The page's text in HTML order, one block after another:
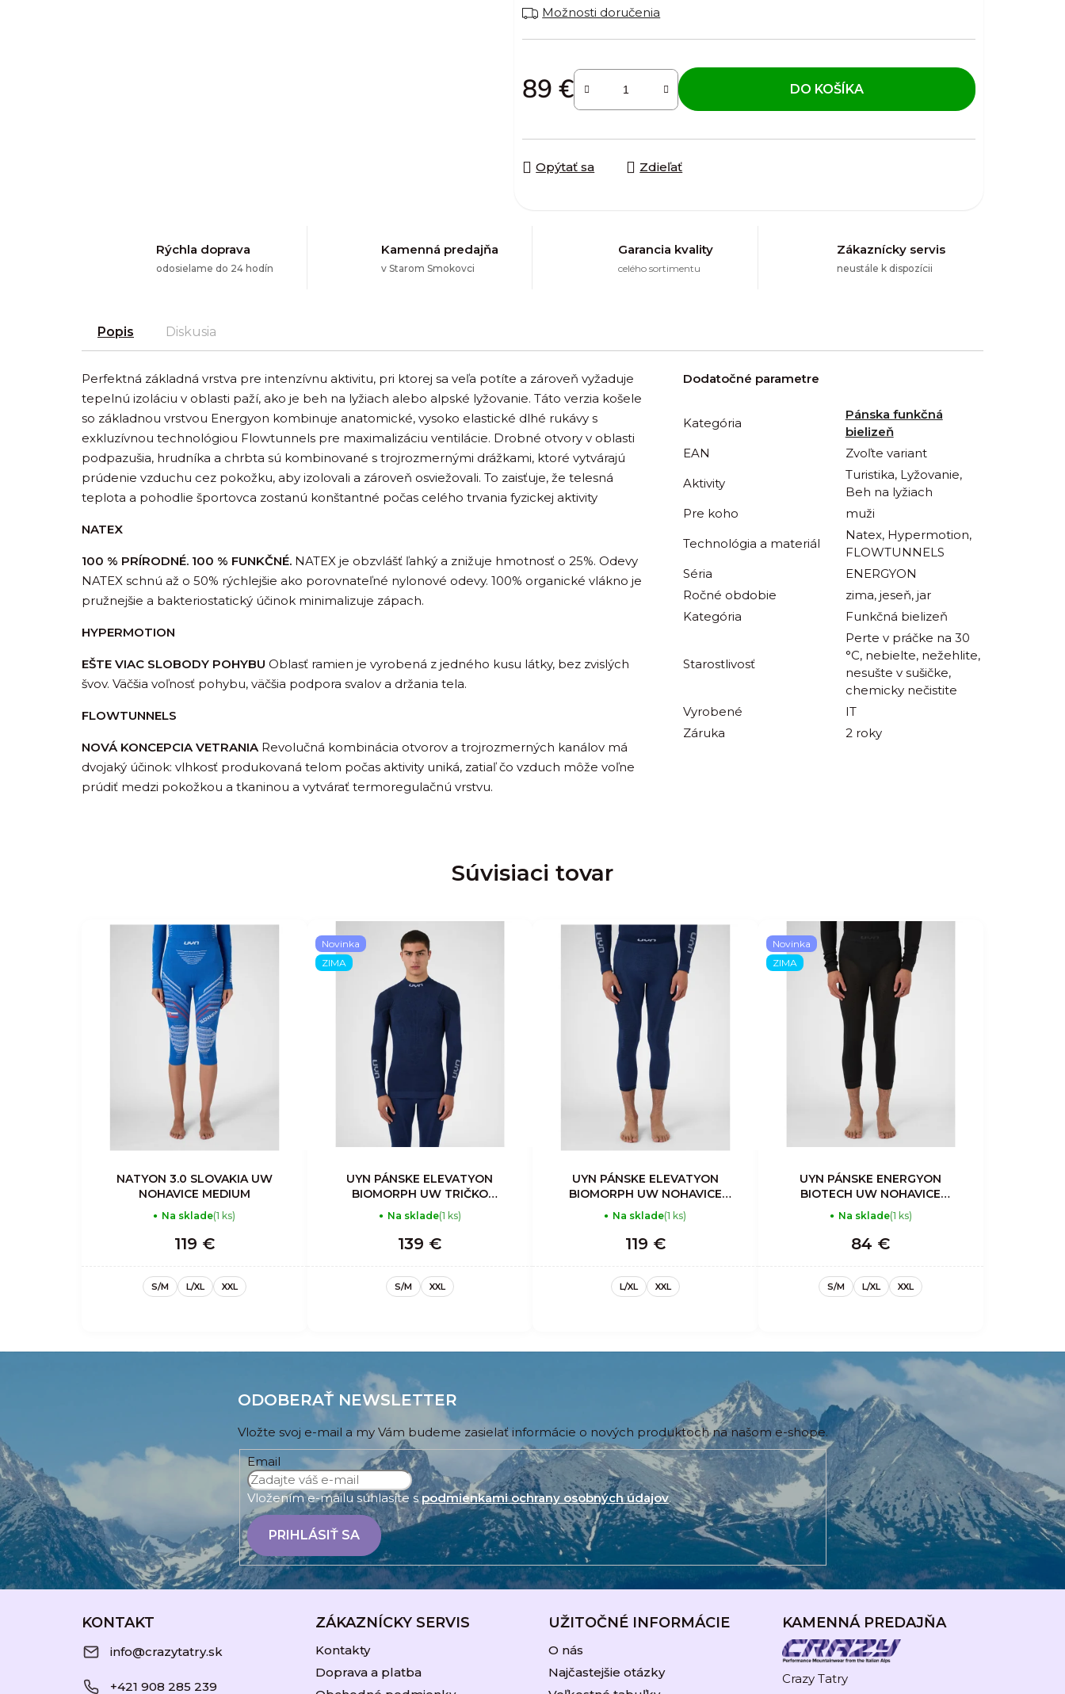
Možnosti doručenia
89 €
Jednotková cena:
DO KOŠÍKA
Opýtať sa Zdieľať
Rýchla doprava
odosielame do 24 hodín
Kamenná predajňa
v Starom Smokovci
Garancia kvality
celého sortimentu
Zákaznícky servis
neustále k dispozícii
Popis Diskusia
Perfektná základná vrstva pre intenzívnu aktivitu, pri ktorej sa veľa potíte a zároveň vyžaduje
tepelnú izoláciu v oblasti paží, ako je beh na lyžiach alebo alpské lyžovanie. Táto verzia košele
so základnou vrstvou Energyon kombinuje anatomické, vysoko elastické dlhé rukávy s
exkluzívnou technológiou Flowtunnels pre maximalizáciu ventilácie. Drobné otvory v oblasti
podpazušia, hrudníka a chrbta sú kombinované s trojrozmernými drážkami, ktoré vytvárajú
prúdenie vzduchu cez pokožku, aby izolovali a zároveň osviežovali. To zaisťuje, že telesná
teplota a pohodlie športovca zostanú konštantné počas celého trvania fyzickej aktivity
NATEX
100 % PRÍRODNÉ. 100 % FUNKČNÉ. NATEX je obzvlášť ľahký a znižuje hmotnosť o 25%. Odevy
NATEX schnú až o 50% rýchlejšie ako porovnateľné nylonové odevy. 100% organické vlákno je
pružnejšie a bakteriostatický účinok minimalizuje zápach.
HYPERMOTION
EŠTE VIAC SLOBODY POHYBU Oblasť ramien je vyrobená z jedného kusu látky, bez zvislých
švov. Väčšia voľnosť pohybu, väčšia podpora svalov a držania tela.
FLOWTUNNELS
NOVÁ KONCEPCIA VETRANIARevolučná kombinácia otvorov a trojrozmerných kanálov má
dvojaký účinok: vlhkosť produkovaná telom počas aktivity uniká, zatiaľ čo vzduch môže voľne
prúdiť medzi pokožkou a tkaninou a vytvárať termoregulačnú vrstvu.
Dodatočné parametre
Kategória
Pánska funkčná
bielizeň
EAN
Zvoľte variant
Aktivity
Turistika, Lyžovanie,
Beh na lyžiach
Pre koho
muži
Technológia a materiál
Natex, Hypermotion,
FLOWTUNNELS
Séria
ENERGYON
Ročné obdobie
zima, jeseň, jar
Kategória
Funkčná bielizeň
Starostlivosť
Perte v práčke na 30
°C, nebielte, nežehlite,
nesušte v sušičke,
chemicky nečistite
Vyrobené
IT
Záruka
2 roky
Súvisiaci tovar
NATYON 3.0 SLOVAKIA UW
NOHAVICE MEDIUM
Na sklade(1 ks)
119 €
S/M L/XL XXL
Novinka
ZIMA
UYN PÁNSKE ELEVATYON
BIOMORPH UW TRIČKO
LONG_SL. TURTLE NECK
Na sklade(1 ks)
139 €
S/M XXL
UYN PÁNSKE ELEVATYON
BIOMORPH UW NOHAVICE
MEDIUM
Na sklade(1 ks)
119 €
L/XL XXL
Novinka
ZIMA
UYN PÁNSKE ENERGYON
BIOTECH UW NOHAVICE
MEDIUM
Na sklade(1 ks)
84 €
S/M L/XL XXL
ODOBERAŤ NEWSLETTER
Vložte svoj e-mail a my Vám budeme zasielať informácie o nových produktoch na našom e-shope.
Email
Vložením e-mailu súhlasíte spodmienkami ochrany osobných údajov.
PRIHLÁSIŤ SA
ä
t
i
e
KONTAKT
info@crazytatry.sk
+421 908 285 239
ZÁKAZNÍCKY SERVIS
Kontakty
Doprava a platba
UŽITOČNÉ INFORMÁCIE
O nás
Najčastejšie otázky
KAMENNÁ PREDAJŇA
Crazy Tatry